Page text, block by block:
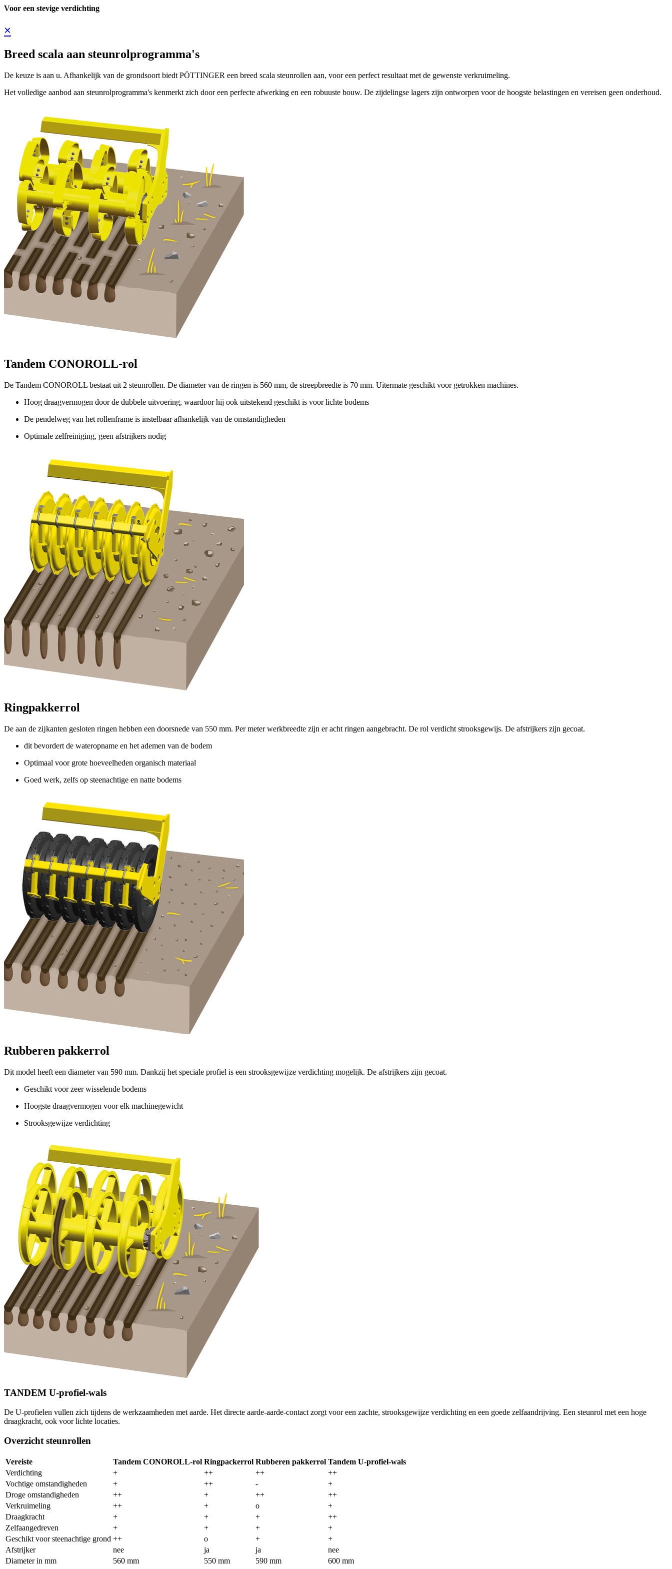
Voor een stevige verdichting
×
Breed scala aan steunrolprogramma's
De keuze is aan u. Afhankelijk van de grondsoort biedt PÖTTINGER een breed scala steunrollen aan, voor een perfect resultaat met de gewenste verkruimeling.
Het volledige aanbod aan steunrolprogramma's kenmerkt zich door een perfecte afwerking en een robuuste bouw. De zijdelingse lagers zijn ontworpen voor de hoogste belastingen en vereisen geen onderhoud.
Tandem CONOROLL-rol
De Tandem CONOROLL bestaat uit 2 steunrollen. De diameter van de ringen is 560 mm, de streepbreedte is 70 mm. Uitermate geschikt voor getrokken machines.
Hoog draagvermogen door de dubbele uitvoering, waardoor hij ook uitstekend geschikt is voor lichte bodems
De pendelweg van het rollenframe is instelbaar afhankelijk van de omstandigheden
Optimale zelfreiniging, geen afstrijkers nodig
Ringpakkerrol
De aan de zĳkanten gesloten ringen hebben een doorsnede van 550 mm. Per meter werkbreedte zijn er acht ringen aangebracht. De rol verdicht strooksgewijs. De afstrijkers zijn gecoat.
dit bevordert de wateropname en het ademen van de bodem
Optimaal voor grote hoeveelheden organisch materiaal
Goed werk, zelfs op steenachtige en natte bodems
Rubberen pakkerrol
Dit model heeft een diameter van 590 mm. Dankzij het speciale profiel is een strooksgewĳze verdichting mogelijk. De afstrijkers zijn gecoat.
Geschikt voor zeer wisselende bodems
Hoogste draagvermogen voor elk machinegewicht
Strooksgewijze verdichting
TANDEM U-profiel-wals
De U-profielen vullen zich tijdens de werkzaamheden met aarde. Het directe aarde-aarde-contact zorgt voor een zachte, strooksgewijze verdichting en een goede zelfaandrijving. Een steunrol met een hoge
draagkracht, ook voor lichte locaties.
Overzicht steunrollen
Vereiste Tandem CONOROLL-rol Ringpackerrol Rubberen pakkerrol Tandem U-profiel-wals
Verdichting
+ ++ ++
++
Vochtige omstandigheden
+ ++ -
+
Droge omstandigheden
++ + ++
++
Verkruimeling
++ + o
+
Draagkracht
+ + +
++
Zelfaangedreven
+ + +
+
Geschikt voor steenachtige grond ++ o +
+
Afstrijker
nee ja ja
nee
Diameter in mm
560 mm 550 mm 590 mm 600 mm